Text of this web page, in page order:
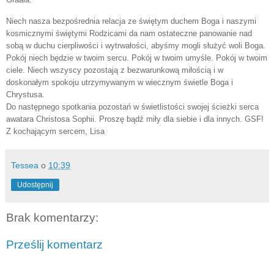
Niech nasza bezpośrednia relacja ze świętym duchem Boga i naszymi
kosmicznymi świętymi Rodzicami da nam ostateczne panowanie nad
sobą w duchu cierpliwości i wytrwałości, abyśmy mogli służyć woli Boga.
Pokój niech będzie w twoim sercu. Pokój w twoim umyśle. Pokój w twoim
ciele. Niech wszyscy pozostają z bezwarunkową miłością i w
doskonałym spokoju utrzymywanym w wiecznym świetle Boga i
Chrystusa.
Do następnego spotkania pozostań w świetlistości swojej ścieżki serca
awatara Christosa Sophii. Proszę bądź miły dla siebie i dla innych. GSF!
Z kochającym sercem, Lisa
Tessea o 10:39
Udostępnij
Brak komentarzy:
Prześlij komentarz